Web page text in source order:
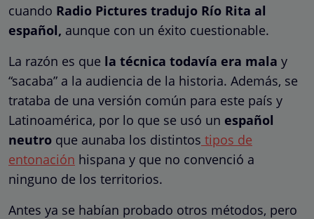
cuando Radio Pictures tradujo Río Rita al
español, aunque con un éxito cuestionable.
La razón es que la técnica todavía era mala y
“sacaba” a la audiencia de la historia. Además, se
trataba de una versión común para este país y
Latinoamérica, por lo que se usó un español
neutro que aunaba los distintos tipos de
entonación hispana y que no convenció a
ninguno de los territorios.
Antes ya se habían probado otros métodos, pero